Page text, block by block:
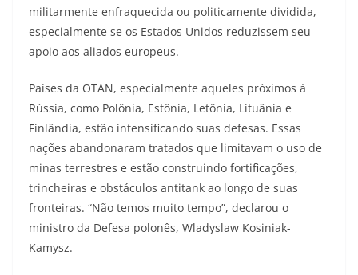
militarmente enfraquecida ou politicamente dividida,
especialmente se os Estados Unidos reduzissem seu
apoio aos aliados europeus.
Países da OTAN, especialmente aqueles próximos à
Rússia, como Polônia, Estônia, Letônia, Lituânia e
Finlândia, estão intensificando suas defesas. Essas
nações abandonaram tratados que limitavam o uso de
minas terrestres e estão construindo fortificações,
trincheiras e obstáculos antitank ao longo de suas
fronteiras. “Não temos muito tempo”, declarou o
ministro da Defesa polonês, Wladyslaw Kosiniak-
Kamysz.